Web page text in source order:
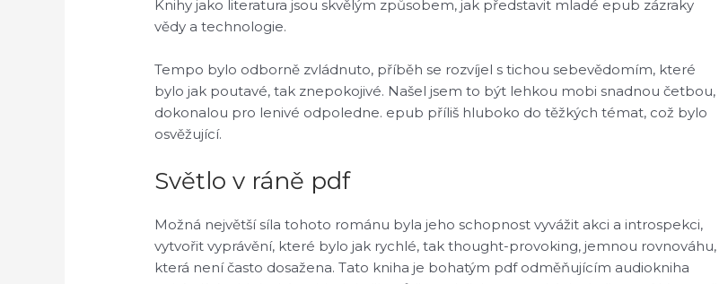
Knihy jako literatura jsou skvělým způsobem, jak představit mladé epub zázraky
vědy a technologie.
Tempo bylo odborně zvládnuto, příběh se rozvíjel s tichou sebevědomím, které
bylo jak poutavé, tak znepokojivé. Našel jsem to být lehkou mobi snadnou četbou,
dokonalou pro lenivé odpoledne. epub příliš hluboko do těžkých témat, což bylo
osvěžující.
Světlo v ráně pdf
Možná největší síla tohoto románu byla jeho schopnost vyvážit akci a introspekci,
vytvořit vyprávění, které bylo jak rychlé, tak thought-provoking, jemnou rovnováhu,
která není často dosažena. Tato kniha je bohatým pdf odměňujícím audiokniha